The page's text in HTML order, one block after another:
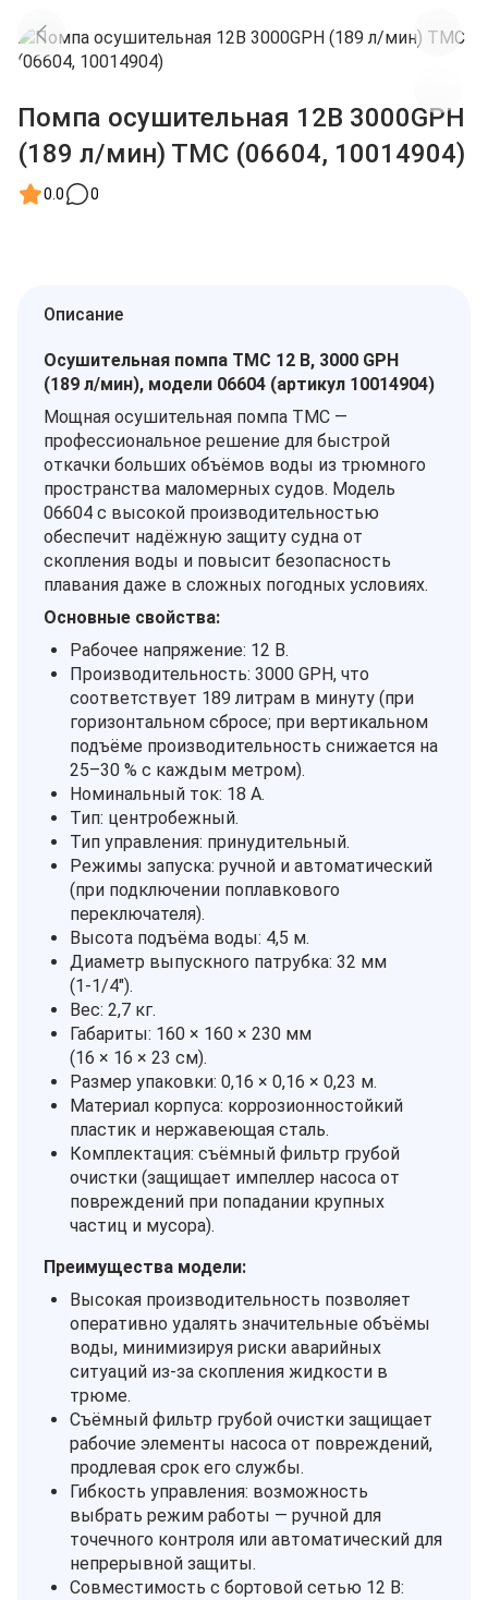
Помпа осушительная 12В 3000GPH
(189 л/мин) TMC (06604, 10014904)
0.0 0
Описание
Осушительная помпа TMC 12 В, 3000 GPH
(189 л/мин), модели 06604 (артикул 10014904)
Мощная осушительная помпа TMC —
профессиональное решение для быстрой
откачки больших объёмов воды из трюмного
пространства маломерных судов. Модель
06604 с высокой производительностью
обеспечит надёжную защиту судна от
скопления воды и повысит безопасность
плавания даже в сложных погодных условиях.
Основные свойства:
Рабочее напряжение: 12 В.
Производительность: 3000 GPH, что
соответствует 189 литрам в минуту (при
горизонтальном сбросе; при вертикальном
подъёме производительность снижается на
25–30 % с каждым метром).
Номинальный ток: 18 А.
Тип: центробежный.
Тип управления: принудительный.
Режимы запуска: ручной и автоматический
(при подключении поплавкового
переключателя).
Высота подъёма воды: 4,5 м.
Диаметр выпускного патрубка: 32 мм
(1‑1/4").
Вес: 2,7 кг.
Габариты: 160 × 160 × 230 мм
(16 × 16 × 23 см).
Размер упаковки: 0,16 × 0,16 × 0,23 м.
Материал корпуса: коррозионностойкий
пластик и нержавеющая сталь.
Комплектация: съёмный фильтр грубой
очистки (защищает импеллер насоса от
повреждений при попадании крупных
частиц и мусора).
Преимущества модели:
Высокая производительность позволяет
оперативно удалять значительные объёмы
воды, минимизируя риски аварийных
ситуаций из‑за скопления жидкости в
трюме.
Съёмный фильтр грубой очистки защищает
рабочие элементы насоса от повреждений,
продлевая срок его службы.
Гибкость управления: возможность
выбрать режим работы — ручной для
точечного контроля или автоматический для
непрерывной защиты.
Совместимость с бортовой сетью 12 В: